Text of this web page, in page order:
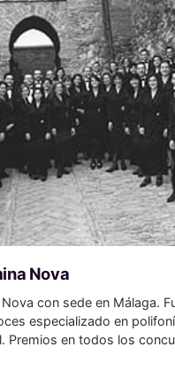
Nova
con sede en Málaga.
especializado en
Premios en todos los